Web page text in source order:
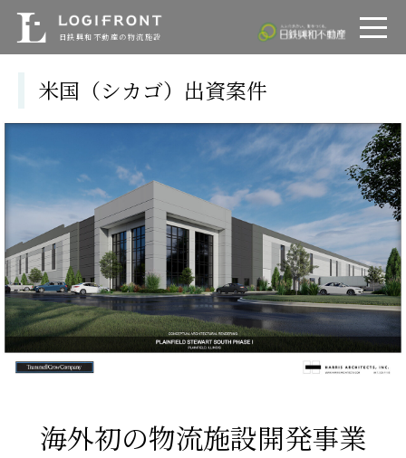
日鉄興和不動産
ロジフロント
日鉄興和不動産の物流施設
米国（シカゴ）出資案件
海外初の物流施設開発事業